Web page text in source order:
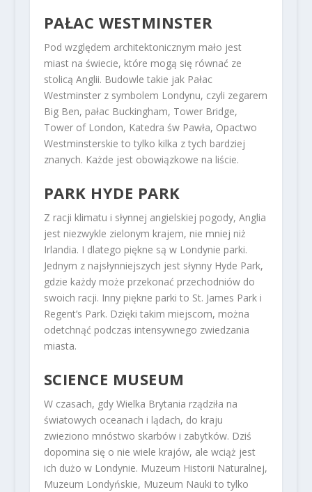
PAŁAC WESTMINSTER
Pod względem architektonicznym mało jest
miast na świecie, które mogą się równać ze
stolicą Anglii. Budowle takie jak Pałac
Westminster z symbolem Londynu, czyli zegarem
Big Ben, pałac Buckingham, Tower Bridge,
Tower of London, Katedra św Pawła, Opactwo
Westminsterskie to tylko kilka z tych bardziej
znanych. Każde jest obowiązkowe na liście.
PARK HYDE PARK
Z racji klimatu i słynnej angielskiej pogody, Anglia
jest niezwykle zielonym krajem, nie mniej niż
Irlandia. I dlatego piękne są w Londynie parki.
Jednym z najsłynniejszych jest słynny Hyde Park,
gdzie każdy może przekonać przechodniów do
swoich racji. Inny piękne parki to St. James Park i
Regent’s Park. Dzięki takim miejscom, można
odetchnąć podczas intensywnego zwiedzania
miasta.
SCIENCE MUSEUM
W czasach, gdy Wielka Brytania rządziła na
światowych oceanach i lądach, do kraju
zwieziono mnóstwo skarbów i zabytków. Dziś
dopomina się o nie wiele krajów, ale wciąż jest
ich dużo w Londynie. Muzeum Historii Naturalnej,
Muzeum Londyńskie, Muzeum Nauki to tylko